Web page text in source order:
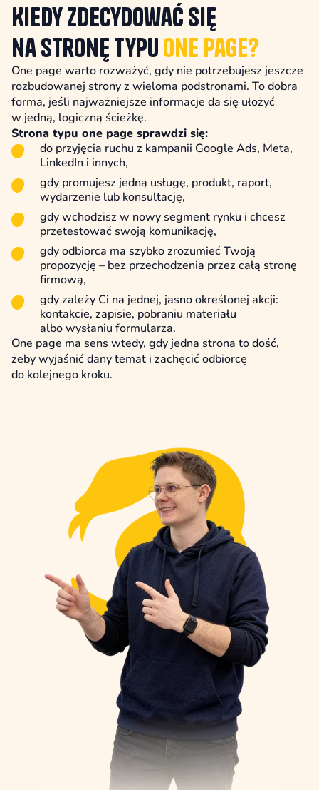
Kiedy zdecydować się
na stronę typuone page?
One page warto rozważyć, gdy nie potrzebujesz jeszcze
rozbudowanej strony z wieloma podstronami. To dobra
forma, jeśli najważniejsze informacje da się ułożyć
w jedną, logiczną ścieżkę.
Strona typu one page sprawdzi się:
do przyjęcia ruchu z kampanii Google Ads, Meta,
LinkedIn i innych,
gdy promujesz jedną usługę, produkt, raport,
wydarzenie lub konsultację,
gdy wchodzisz w nowy segment rynku i chcesz
przetestować swoją komunikację,
gdy odbiorca ma szybko zrozumieć Twoją
propozycję – bez przechodzenia przez całą stronę
firmową,
gdy zależy Ci na jednej, jasno określonej akcji:
kontakcie, zapisie, pobraniu materiału
albo wysłaniu formularza.
One page ma sens wtedy, gdy jedna strona to dość,
żeby wyjaśnić dany temat i zachęcić odbiorcę
do kolejnego kroku.